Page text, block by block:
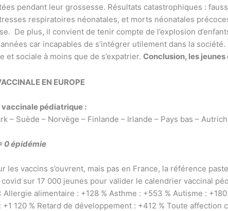
pendant leur grossesse. Résultats catastrophiques :
respiratoires néonatales, et morts néonatales
De plus, il convient de tenir compte de l’explosion
car incapables de s’intégrer utilement dans la
sociale à moins que de s’expatrier. Conclusion, les
EN EUROPE
vaccinale pédiatrique :
– Suède – Norvège – Finlande – Irlande – Pays bas –
0 épidémie
les vaccins s’ouvrent, mais pas en France, la référence
sur 17 000 jeunes pour valider le calendrier vaccinal
alimentaire : +128 % Asthme : +553 % Autisme :
120 % Retard de développement : +412 % Toute